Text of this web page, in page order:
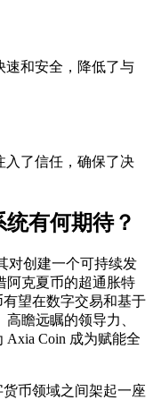
速和安全，降低了与
入了信任，确保了决
有何期待？
对创建一个可持续发
阿克夏币的超通胀特
望在数字交易和基于
瞻远瞩的领导力、
Axia Coin 成为赋能全
币领域之间架起一座